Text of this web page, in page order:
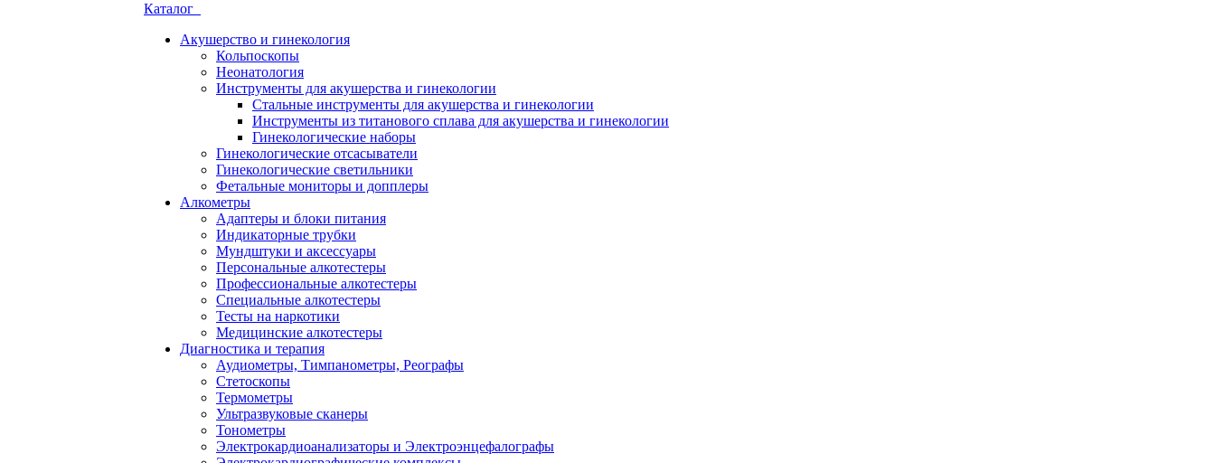
Каталог
Акушерство и гинекология
Кольпоскопы
Неонатология
Инструменты для акушерства и гинекологии
Стальные инструменты для акушерства и гинекологии
Инструменты из титанового сплава для акушерства и гинекологии
Гинекологические наборы
Гинекологические отсасыватели
Гинекологические светильники
Фетальные мониторы и допплеры
Алкометры
Адаптеры и блоки питания
Индикаторные трубки
Мундштуки и аксессуары
Персональные алкотестеры
Профессиональные алкотестеры
Специальные алкотестеры
Тесты на наркотики
Медицинские алкотестеры
Диагностика и терапия
Аудиометры, Тимпанометры, Реографы
Стетоскопы
Термометры
Ультразвуковые сканеры
Тонометры
Электрокардиоанализаторы и Электроэнцефалографы